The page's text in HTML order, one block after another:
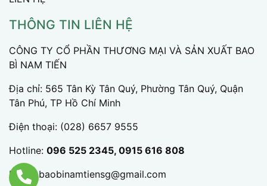
THÔNG TIN LIÊN HỆ
CÔNG TY CỔ PHẦN THƯƠNG MẠI VÀ SẢN XUẤT BAO
BÌ NAM TIẾN
Địa chỉ: 565 Tân Kỳ Tân Quý, Phường Tân Quý, Quận
Tân Phú, TP Hồ Chí Minh
Điện thoại: (028) 6657 9555
Hotline: 096 525 2345, 0915 616 808
Email:baobinamtiensg@gmail.com